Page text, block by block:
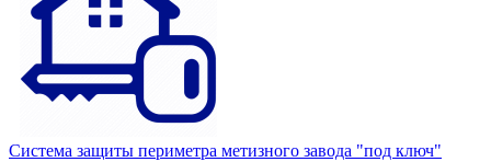
Система защиты периметра метизного завода "под ключ"